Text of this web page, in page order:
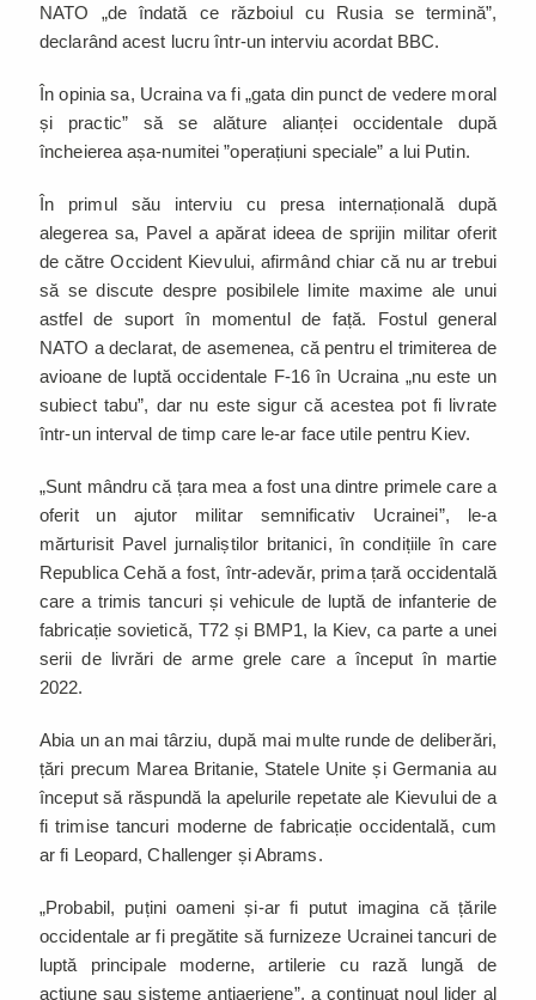
NATO „de îndată ce războiul cu Rusia se termină”,
declarând acest lucru într-un interviu acordat BBC.
În opinia sa, Ucraina va fi „gata din punct de vedere moral
și practic” să se alăture alianței occidentale după
încheierea așa-numitei ”operațiuni speciale” a lui Putin.
În primul său interviu cu presa internațională după
alegerea sa, Pavel a apărat ideea de sprijin militar oferit
de către Occident Kievului, afirmând chiar că nu ar trebui
să se discute despre posibilele limite maxime ale unui
astfel de suport în momentul de față. Fostul general
NATO a declarat, de asemenea, că pentru el trimiterea de
avioane de luptă occidentale F-16 în Ucraina „nu este un
subiect tabu”, dar nu este sigur că acestea pot fi livrate
într-un interval de timp care le-ar face utile pentru Kiev.
„Sunt mândru că țara mea a fost una dintre primele care a
oferit un ajutor militar semnificativ Ucrainei”, le-a
mărturisit Pavel jurnaliștilor britanici, în condițiile în care
Republica Cehă a fost, într-adevăr, prima țară occidentală
care a trimis tancuri și vehicule de luptă de infanterie de
fabricație sovietică, T72 și BMP1, la Kiev, ca parte a unei
serii de livrări de arme grele care a început în martie
2022.
Abia un an mai târziu, după mai multe runde de deliberări,
țări precum Marea Britanie, Statele Unite și Germania au
început să răspundă la apelurile repetate ale Kievului de a
fi trimise tancuri moderne de fabricație occidentală, cum
ar fi Leopard, Challenger și Abrams.
„Probabil, puțini oameni și-ar fi putut imagina că țările
occidentale ar fi pregătite să furnizeze Ucrainei tancuri de
luptă principale moderne, artilerie cu rază lungă de
acțiune sau sisteme antiaeriene”, a continuat noul lider al